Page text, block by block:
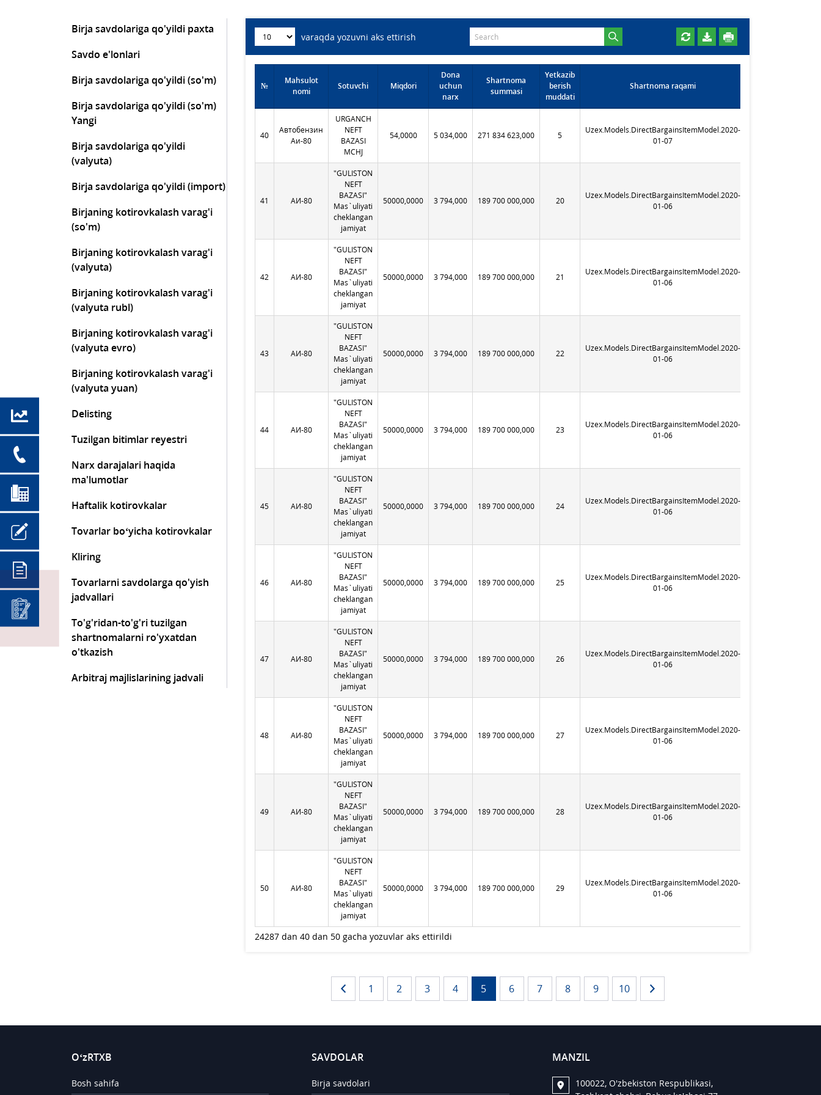
Birja savdolariga qo'yildi paxta
Savdo e'lonlari
Birja savdolariga qo'yildi (so'm)
Birja savdolariga qo'yildi (so'm)
Yangi
Birja savdolariga qo'yildi
(valyuta)
Birja savdolariga qo'yildi (import)
Birjaning kotirovkalash varag'i
(so'm)
Birjaning kotirovkalash varag'i
(valyuta)
Birjaning kotirovkalash varag'i
(valyuta rubl)
Birjaning kotirovkalash varag'i
(valyuta evro)
Birjaning kotirovkalash varag'i
(valyuta yuan)
Delisting
Tuzilgan bitimlar reyestri
Narx darajalari haqida
ma'lumotlar
Haftalik kotirovkalar
Tovarlar bo‘yicha kotirovkalar
Kliring
Tovarlarni savdolarga qo'yish
jadvallari
To'g'ridan-to'g'ri tuzilgan
shartnomalarni ro'yxatdan
o'tkazish
Arbitraj majlislarining jadvali
varaqda yozuvni aks ettirish
№
Mahsulot
nomi
Sotuvchi Miqdori
Dona
uchun
narx
Shartnoma
summasi
Yetkazib
berish
muddati
Shartnoma raqami
40
Автобензин
Аи-80
URGANCH
NEFT
BAZASI
MCHJ
54,0000 5 034,000 271 834 623,000 5
Uzex.Models.DirectBargainsItemModel.2020-
01-07
41 АИ-80
"GULISTON
NEFT
BAZASI"
Mas`uliyati
cheklangan
jamiyat
50000,0000 3 794,000 189 700 000,000 20
Uzex.Models.DirectBargainsItemModel.2020-
01-06
42 АИ-80
"GULISTON
NEFT
BAZASI"
Mas`uliyati
cheklangan
jamiyat
50000,0000 3 794,000 189 700 000,000 21
Uzex.Models.DirectBargainsItemModel.2020-
01-06
43 АИ-80
"GULISTON
NEFT
BAZASI"
Mas`uliyati
cheklangan
jamiyat
50000,0000 3 794,000 189 700 000,000 22
Uzex.Models.DirectBargainsItemModel.2020-
01-06
44 АИ-80
"GULISTON
NEFT
BAZASI"
Mas`uliyati
cheklangan
jamiyat
50000,0000 3 794,000 189 700 000,000 23
Uzex.Models.DirectBargainsItemModel.2020-
01-06
45 АИ-80
"GULISTON
NEFT
BAZASI"
Mas`uliyati
cheklangan
jamiyat
50000,0000 3 794,000 189 700 000,000 24
Uzex.Models.DirectBargainsItemModel.2020-
01-06
46 АИ-80
"GULISTON
NEFT
BAZASI"
Mas`uliyati
cheklangan
jamiyat
50000,0000 3 794,000 189 700 000,000 25
Uzex.Models.DirectBargainsItemModel.2020-
01-06
47 АИ-80
"GULISTON
NEFT
BAZASI"
Mas`uliyati
cheklangan
jamiyat
50000,0000 3 794,000 189 700 000,000 26
Uzex.Models.DirectBargainsItemModel.2020-
01-06
48 АИ-80
"GULISTON
NEFT
BAZASI"
Mas`uliyati
cheklangan
jamiyat
50000,0000 3 794,000 189 700 000,000 27
Uzex.Models.DirectBargainsItemModel.2020-
01-06
49 АИ-80
"GULISTON
NEFT
BAZASI"
Mas`uliyati
cheklangan
jamiyat
50000,0000 3 794,000 189 700 000,000 28
Uzex.Models.DirectBargainsItemModel.2020-
01-06
50 АИ-80
"GULISTON
NEFT
BAZASI"
Mas`uliyati
cheklangan
jamiyat
50000,0000 3 794,000 189 700 000,000 29
Uzex.Models.DirectBargainsItemModel.2020-
01-06
24287 dan 40 dan 50 gacha yozuvlar aks ettirildi
1 2 3 4 5 6 7 8 9 10
O‘zRTXB
Bosh sahifa
SAVDOLAR
Birja savdolari
MANZIL
100022, O'zbekiston Respublikasi,